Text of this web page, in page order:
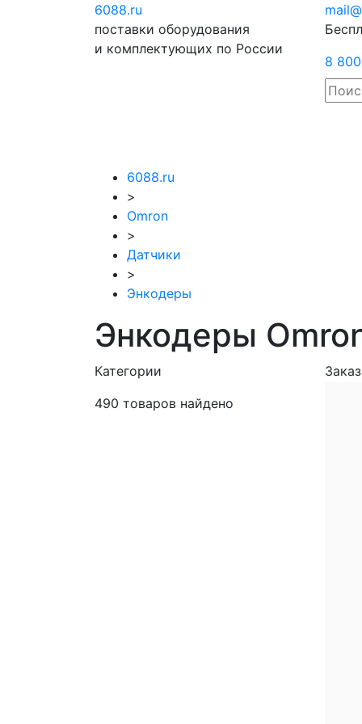
6088.ru
поставки оборудования
и комплектующих по России
8
6088.ru
>
Omron
>
Датчики
>
Энкодеры
Энкодеры
Категории
490 товаров найдено
Отправить